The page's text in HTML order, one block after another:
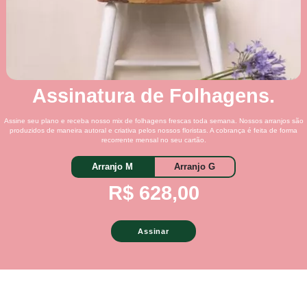
Assinatura de Folhagens.
Assine seu plano e receba nosso mix de folhagens frescas toda semana. Nossos arranjos são
produzidos de maneira autoral e criativa pelos nossos floristas. A cobrança é feita de forma
recorrente mensal no seu cartão.
Arranjo M Arranjo G
R$ 628,00
Assinar